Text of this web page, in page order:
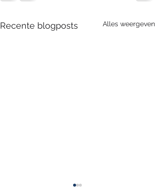
Recente blogposts Alles weergeven